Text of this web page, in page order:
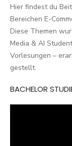
Hier findest du
Bereichen E-
Diese Themen
Media & AI
Vorlesungen –
gestellt.
BACHELOR